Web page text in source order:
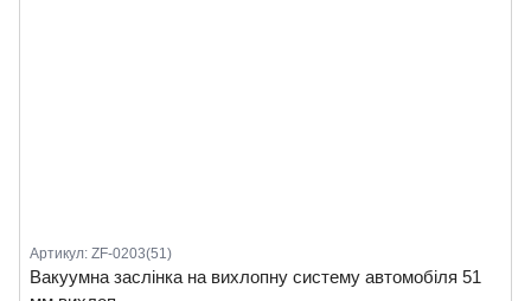
Артикул: ZF-0203(51)
Вакуумна заслінка на вихлопну систему автомобіля 51